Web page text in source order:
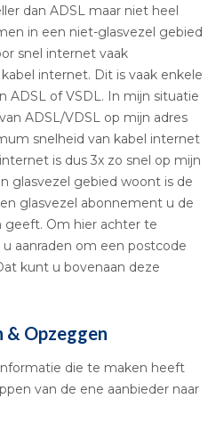
dan ADSL maar niet heel
in een niet-glasvezel gebied
snel internet vaak
internet. Dit is vaak enkele
ADSL of VSDL. In mijn situatie
ADSL/VDSL op mijn adres
snelheid van kabel internet
is dus 3x zo snel op mijn
glasvezel gebied woont is de
glasvezel abonnement u de
geeft. Om hier achter te
aanraden om een postcode
kunt u bovenaan deze
& Opzeggen
die te maken heeft
van de ene aanbieder naar